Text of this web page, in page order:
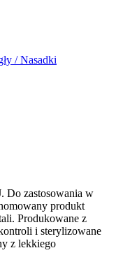
/ Nasadki
Do zastosowania w
produkt
Produkowane z
i sterylizowane
z lekkiego